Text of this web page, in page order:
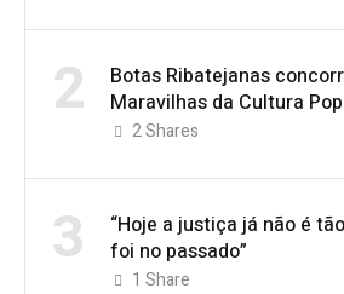
2
Botas Ribatejanas
Maravilhas da Cultura
2Shares
3
“Hoje a justiça já não é
foi no passado”
1 Share